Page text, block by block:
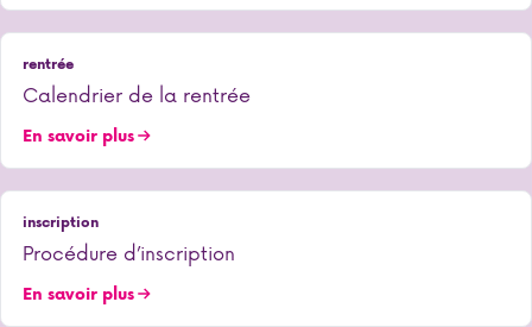
rentrée
Calendrier de la rentrée
En savoir plus
inscription
Procédure d’inscription
En savoir plus